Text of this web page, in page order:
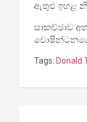
ඇතුළු ඉහළ
සාකච්ඡාව
වොෂින්ටනයේ
Tags: Donald